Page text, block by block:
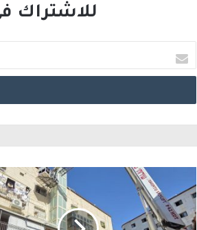
للاشتراك
د
خ
ل
ب
ي
د